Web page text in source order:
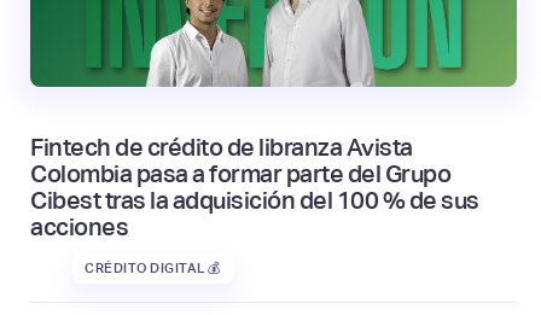
Fintech de crédito de libranza Avista
Colombia pasa a formar parte del Grupo
Cibest tras la adquisición del 100 % de sus
acciones
CRÉDITO DIGITAL 💰